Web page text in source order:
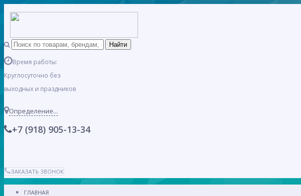
Время работы:
Круглосуточно без
выходных и праздников
Определение...
+7 (918) 905-13-34
ЗАКАЗАТЬ ЗВОНОК
ГЛАВНАЯ